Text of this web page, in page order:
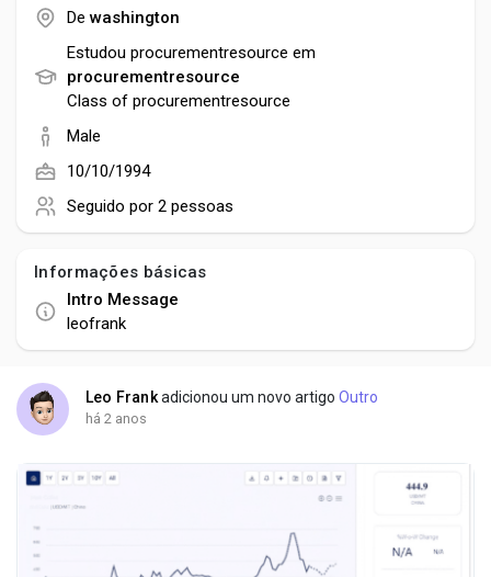
Developers
Social Networth OS
Launch Startup
Global News
De washington
Estudou procurementresource em
procurementresource
Class of procurementresource
Male
10/10/1994
Seguido por 2 pessoas
Informações básicas
Intro Message
leofrank
Leo Frankadicionou um novo artigo Outro
há 2 anos